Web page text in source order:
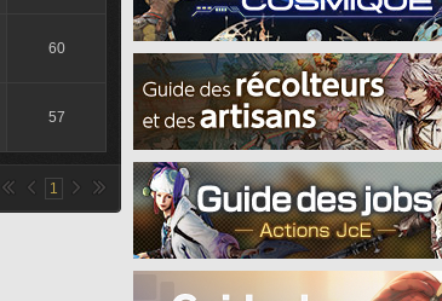
60
57
1